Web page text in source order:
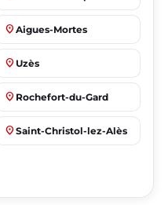
place Aigues-Mortes
place Uzès
place Rochefort-du-Gard
place Saint-Christol-lez-Alès